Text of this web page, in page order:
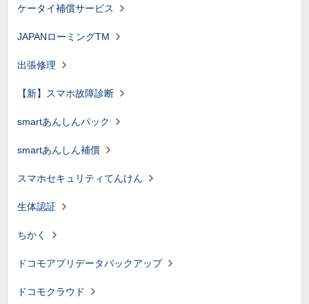
ケータイ補償サービス
JAPANローミングTM
出張修理
【新】スマホ故障診断
smartあんしんパック
smartあんしん補償
スマホセキュリティてんけん
生体認証
ちかく
ドコモアプリデータバックアップ
ドコモクラウド